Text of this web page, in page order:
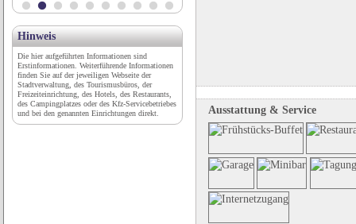
Ausstattung & Service
Hinweis
Die hier aufgeführten Informationen sind
Erstinformationen. Weiterführende Informationen
finden Sie auf der jeweiligen Webseite der
Stadtverwaltung, des Tourismusbüros, der
Freizeiteinrichtung, des Hotels, des Restaurants,
des Campingplatzes oder des Kfz-Servicebetriebes
und bei den genannten Einrichtungen direkt.